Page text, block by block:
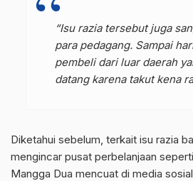
“Isu razia tersebut juga
para pedagang. Sampai
pembeli dari luar daerah
datang karena takut kena
Diketahui sebelum, terkait isu razia
mengincar pusat perbelanjaan
Mangga Dua mencuat di media